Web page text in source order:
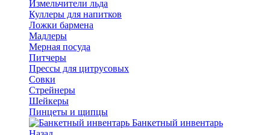
Измельчители льда
Куллеры для напитков
Ложки бармена
Мадлеры
Мерная посуда
Питчеры
Прессы для цитрусовых
Совки
Стрейнеры
Шейкеры
Пинцеты и щипцы
Банкетный инвентарь